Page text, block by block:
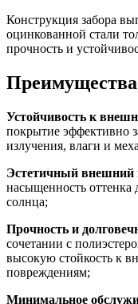
Конструкция забора
оцинкованной стали
прочность и
Преимущества
Устойчивость к
покрытие эффективно
излучения, влаги и
Эстетичный внешний
насыщенность оттенка
солнца;
Прочность и
сочетании с
высокую стойкость к
повреждениям;
Минимальное